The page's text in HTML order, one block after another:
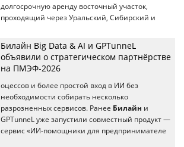
долгосрочную аренду восточный участок,
проходящий через Уральский, Сибирский и
Билайн Big Data & AI и GPTunneL
объявили о стратегическом партнёрстве
на ПМЭФ-2026
оцессов и более простой вход в ИИ без
необходимости собирать несколько
разрозненных сервисов. Ранее Билайн и
GPTunneL уже запустили совместный продукт —
сервис «ИИ-помощники для предпринимателе